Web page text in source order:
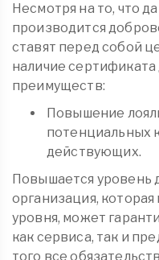
Несмотря на то, что
производится
ставят перед собой
наличие
преимуществ:
Повышение
потенциальных
действующих.
Повышается уровень
организация,
уровня, может
как сервиса, так и
того все